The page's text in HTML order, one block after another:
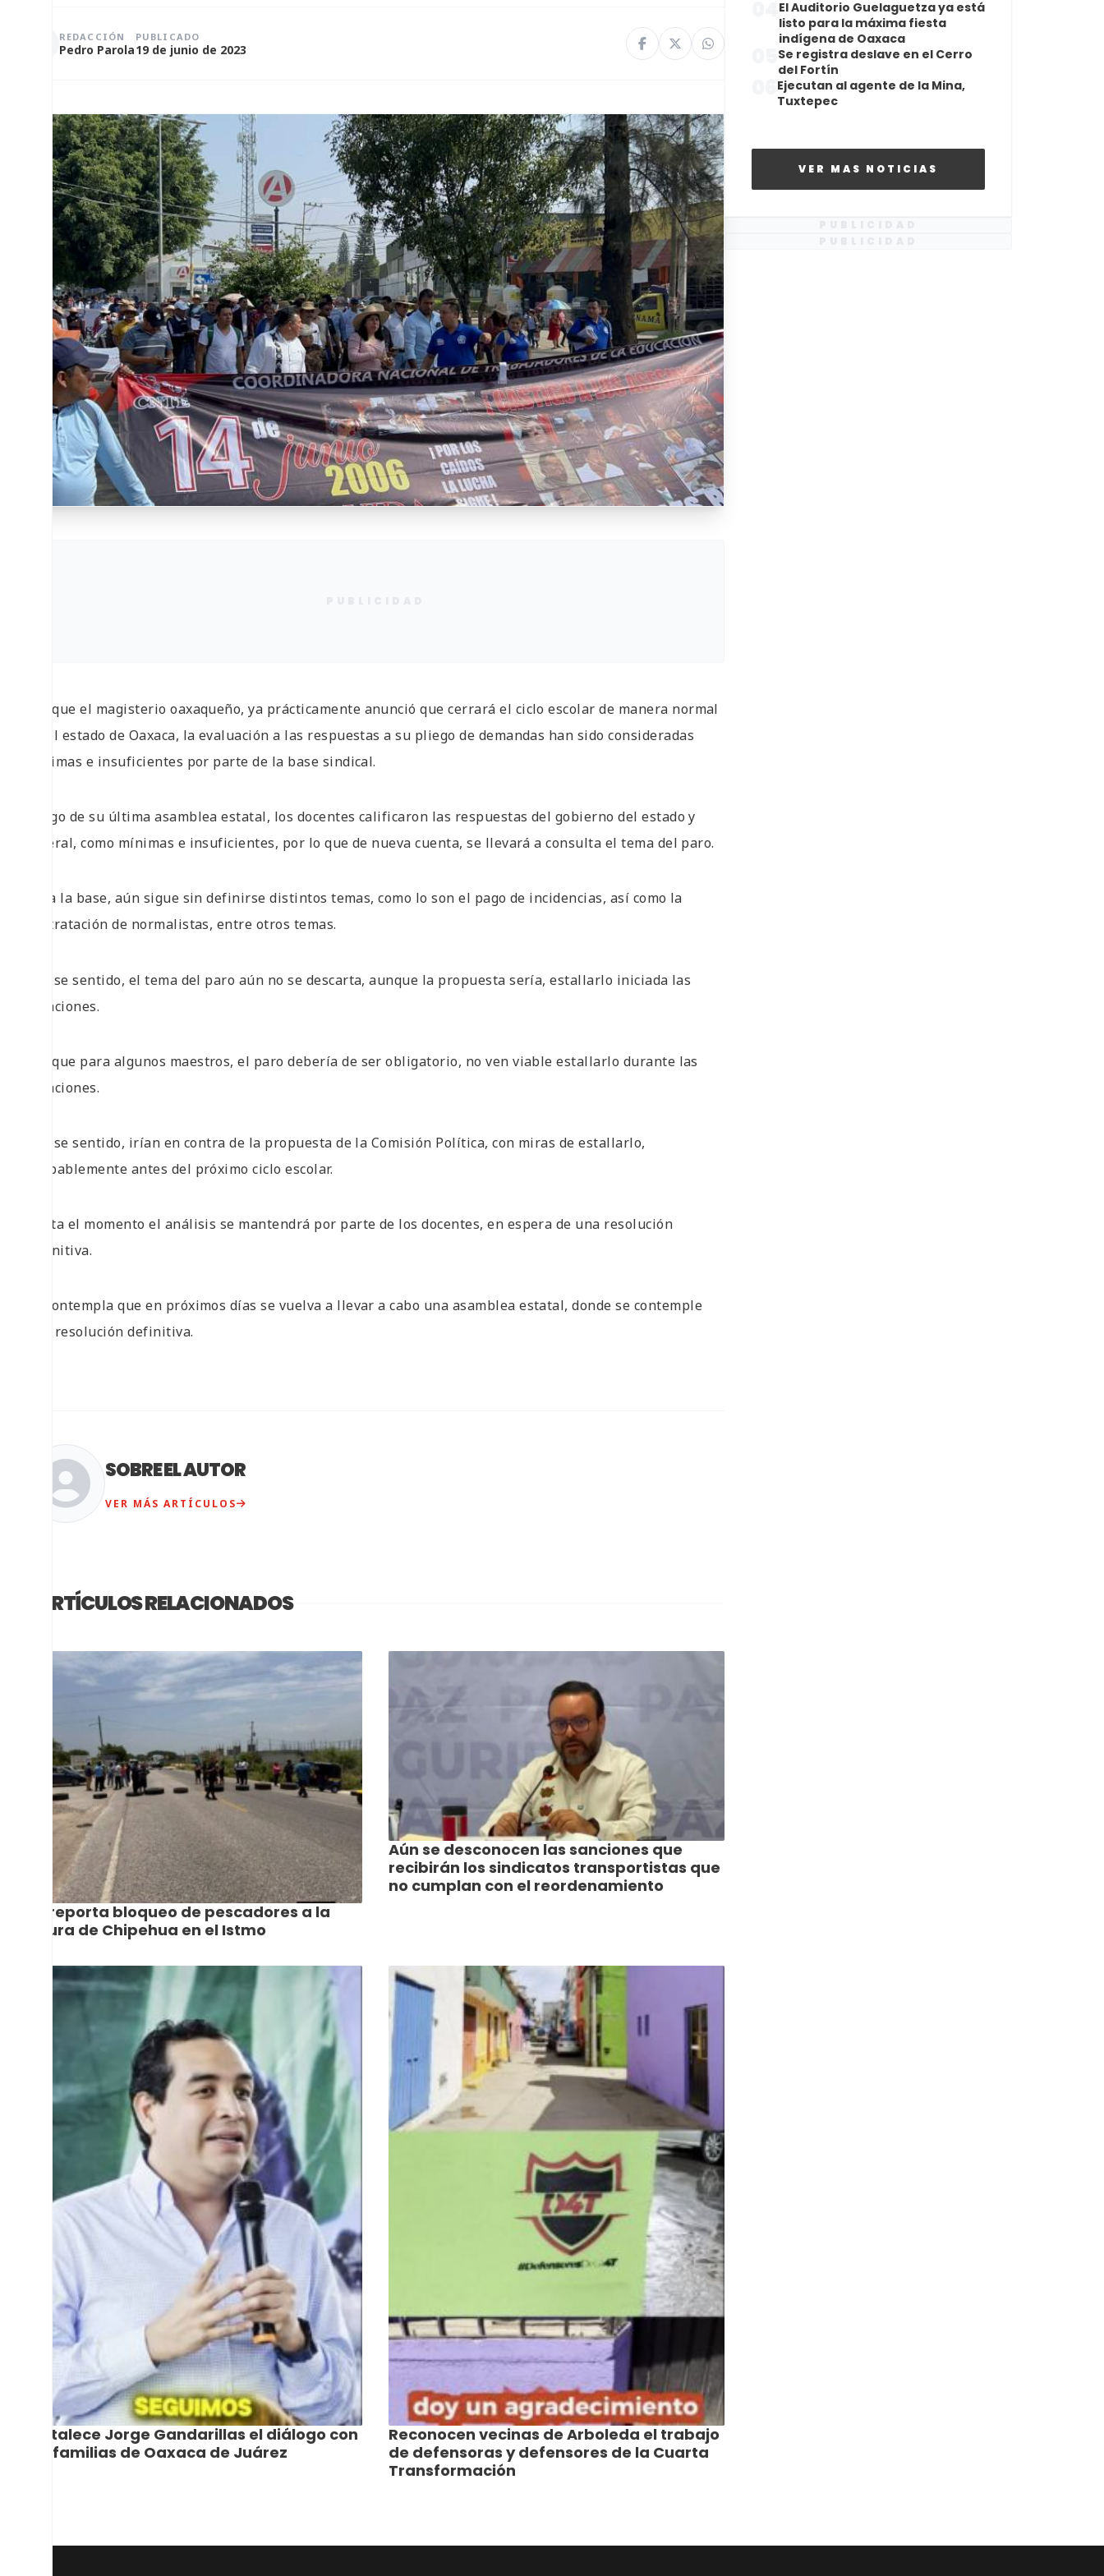
REDACCIÓN
Pedro Parola
PUBLICADO
19 de junio de 2023
Aunque el magisterio oaxaqueño, ya prácticamente anunció que cerrará el ciclo escolar de manera normal
en el estado de Oaxaca, la evaluación a las respuestas a su pliego de demandas han sido consideradas
mínimas e insuficientes por parte de la base sindical.
Luego de su última asamblea estatal, los docentes calificaron las respuestas del gobierno del estado y
federal, como mínimas e insuficientes, por lo que de nueva cuenta, se llevará a consulta el tema del paro.
Para la base, aún sigue sin definirse distintos temas, como lo son el pago de incidencias, así como la
contratación de normalistas, entre otros temas.
En ese sentido, el tema del paro aún no se descarta, aunque la propuesta sería, estallarlo iniciada las
vacaciones.
Aunque para algunos maestros, el paro debería de ser obligatorio, no ven viable estallarlo durante las
vacaciones.
En ese sentido, irían en contra de la propuesta de la Comisión Política, con miras de estallarlo,
probablemente antes del próximo ciclo escolar.
Hasta el momento el análisis se mantendrá por parte de los docentes, en espera de una resolución
definitiva.
Se contempla que en próximos días se vuelva a llevar a cabo una asamblea estatal, donde se contemple
una resolución definitiva.
SOBRE EL AUTOR
VER MÁS ARTÍCULOS
ARTÍCULOS RELACIONADOS
Se reporta bloqueo de pescadores a la
altura de Chipehua en el Istmo
Aún se desconocen las sanciones que
recibirán los sindicatos transportistas que
no cumplan con el reordenamiento
Fortalece Jorge Gandarillas el diálogo con
las familias de Oaxaca de Juárez
Reconocen vecinas de Arboleda el trabajo
de defensoras y defensores de la Cuarta
Transformación
El Auditorio Guelaguetza ya está
listo para la máxima fiesta
indígena de Oaxaca
Se registra deslave en el Cerro
del Fortín
Ejecutan al agente de la Mina,
Tuxtepec
VER MAS NOTICIAS